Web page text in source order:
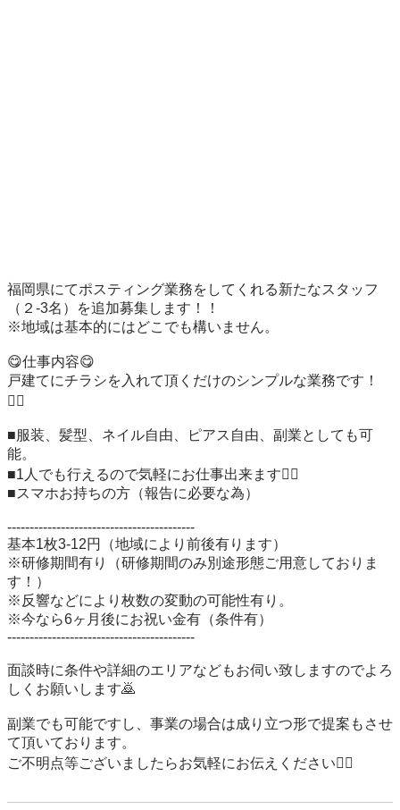
福岡県にてポスティング業務をしてくれる新たなスタッフ
（２-3名）を追加募集します！！
※地域は基本的にはどこでも構いません。
😋仕事内容😋
戸建てにチラシを入れて頂くだけのシンプルな業務です！
🙇‍♂️
■服装、髪型、ネイル自由、ピアス自由、副業としても可
能。
■1人でも行えるので気軽にお仕事出来ます🙋‍♂️
■スマホお持ちの方（報告に必要な為）
------------------------------------------
基本1枚3-12円（地域により前後有ります）
※研修期間有り（研修期間のみ別途形態ご用意しておりま
す！）
※反響などにより枚数の変動の可能性有り。
※今なら6ヶ月後にお祝い金有（条件有）
------------------------------------------
面談時に条件や詳細のエリアなどもお伺い致しますのでよろ
しくお願いします🙇
副業でも可能ですし、事業の場合は成り立つ形で提案もさせ
て頂いております。
ご不明点等ございましたらお気軽にお伝えください🙋‍♂️